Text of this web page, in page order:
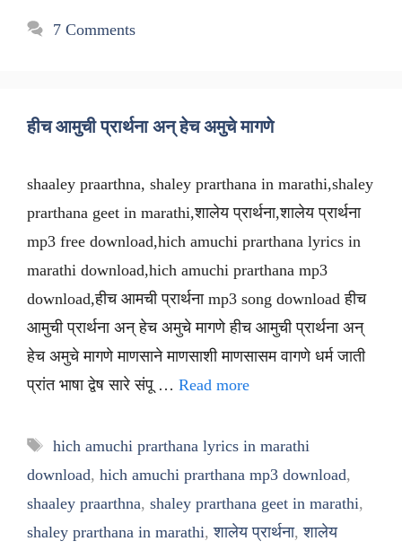
7 Comments
हीच आमुची प्रार्थना अन् हेच अमुचे मागणे
shaaley praarthna, shaley prarthana in marathi,shaley
prarthana geet in marathi,शालेय प्रार्थना,शालेय प्रार्थना
mp3 free download,hich amuchi prarthana lyrics in
marathi download,hich amuchi prarthana mp3
download,हीच आमची प्रार्थना mp3 song download हीच
आमुची प्रार्थना अन् हेच अमुचे मागणे हीच आमुची प्रार्थना अन्
हेच अमुचे मागणे माणसाने माणसाशी माणसासम वागणे धर्म जाती
प्रांत भाषा द्वेष सारे संपू … Read more
Tags
hich amuchi prarthana lyrics in marathi
download, hich amuchi prarthana mp3 download,
shaaley praarthna, shaley prarthana geet in marathi,
shaley prarthana in marathi,शालेय प्रार्थना,शालेय